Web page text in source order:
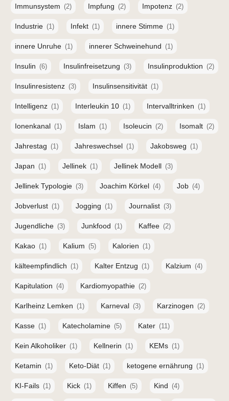
Immunsystem (2) Impfung (2) Impotenz (2)
Industrie (1) Infekt (1) innere Stimme (1)
innere Unruhe (1) innerer Schweinehund (1)
Insulin (6) Insulinfreisetzung (3) Insulinproduktion (2)
Insulinresistenz (3) Insulinsensitivität (1)
Intelligenz (1) Interleukin 10 (1) Intervalltrinken (1)
Ionenkanal (1) Islam (1) Isoleucin (2) Isomalt (2)
Jahrestag (1) Jahreswechsel (1) Jakobsweg (1)
Japan (1) Jellinek (1) Jellinek Modell (3)
Jellinek Typologie (3) Joachim Körkel (4) Job (4)
Jobverlust (1) Jogging (1) Journalist (3)
Jugendliche (3) Junkfood (1) Kaffee (2)
Kakao (1) Kalium (5) Kalorien (1)
kälteempfindlich (1) Kalter Entzug (1) Kalzium (4)
Kapitulation (4) Kardiomyopathie (2)
Karlheinz Lemken (1) Karneval (3) Karzinogen (2)
Kasse (1) Katecholamine (5) Kater (11)
Kein Alkoholiker (1) Kellnerin (1) KEMs (1)
Ketamin (1) Keto-Diät (1) ketogene ernährung (1)
KI-Fails (1) Kick (1) Kiffen (5) Kind (4)